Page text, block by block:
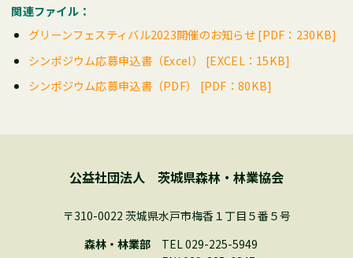
関連ファイル：
グリーンフェスティバル2023開催のお知らせ [PDF：230KB]
シンポジウム応募申込書（Excel） [EXCEL：15KB]
シンポジウム応募申込書（PDF） [PDF：80KB]
公益社団法人 茨城県森林・林業協会
〒310-0022 茨城県水戸市梅香１丁目５番５号
森林・林業部
TEL 029-225-5949